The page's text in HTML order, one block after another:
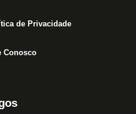
de Privacidade
Conosco